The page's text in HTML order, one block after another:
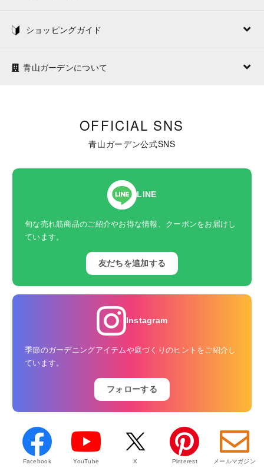
ショッピングガイド
青山ガーデンについて
OFFICIAL SNS
青山ガーデン公式SNS
LINE
旬な売れ筋商品のご紹介やお得な情報、クーポンをお届けし
ています。
友だちを追加する
Instagram
季節のガーデニングアイテムや庭づくりのヒントをご紹介し
ています。
フォローする
Facebook YouTube X Pinterest メールマガジン